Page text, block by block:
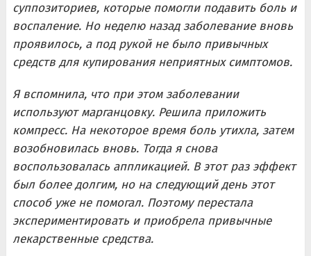
суппозиториев, которые помогли подавить боль и
воспаление. Но неделю назад заболевание вновь
проявилось, а под рукой не было привычных
средств для купирования неприятных симптомов.
Я вспомнила, что при этом заболевании
используют марганцовку. Решила приложить
компресс. На некоторое время боль утихла, затем
возобновилась вновь. Тогда я снова
воспользовалась аппликацией. В этот раз эффект
был более долгим, но на следующий день этот
способ уже не помогал. Поэтому перестала
экспериментировать и приобрела привычные
лекарственные средства.